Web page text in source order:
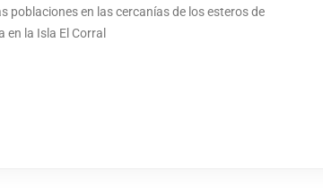
poblaciones en las cercanías de los esteros de
la Isla El Corral